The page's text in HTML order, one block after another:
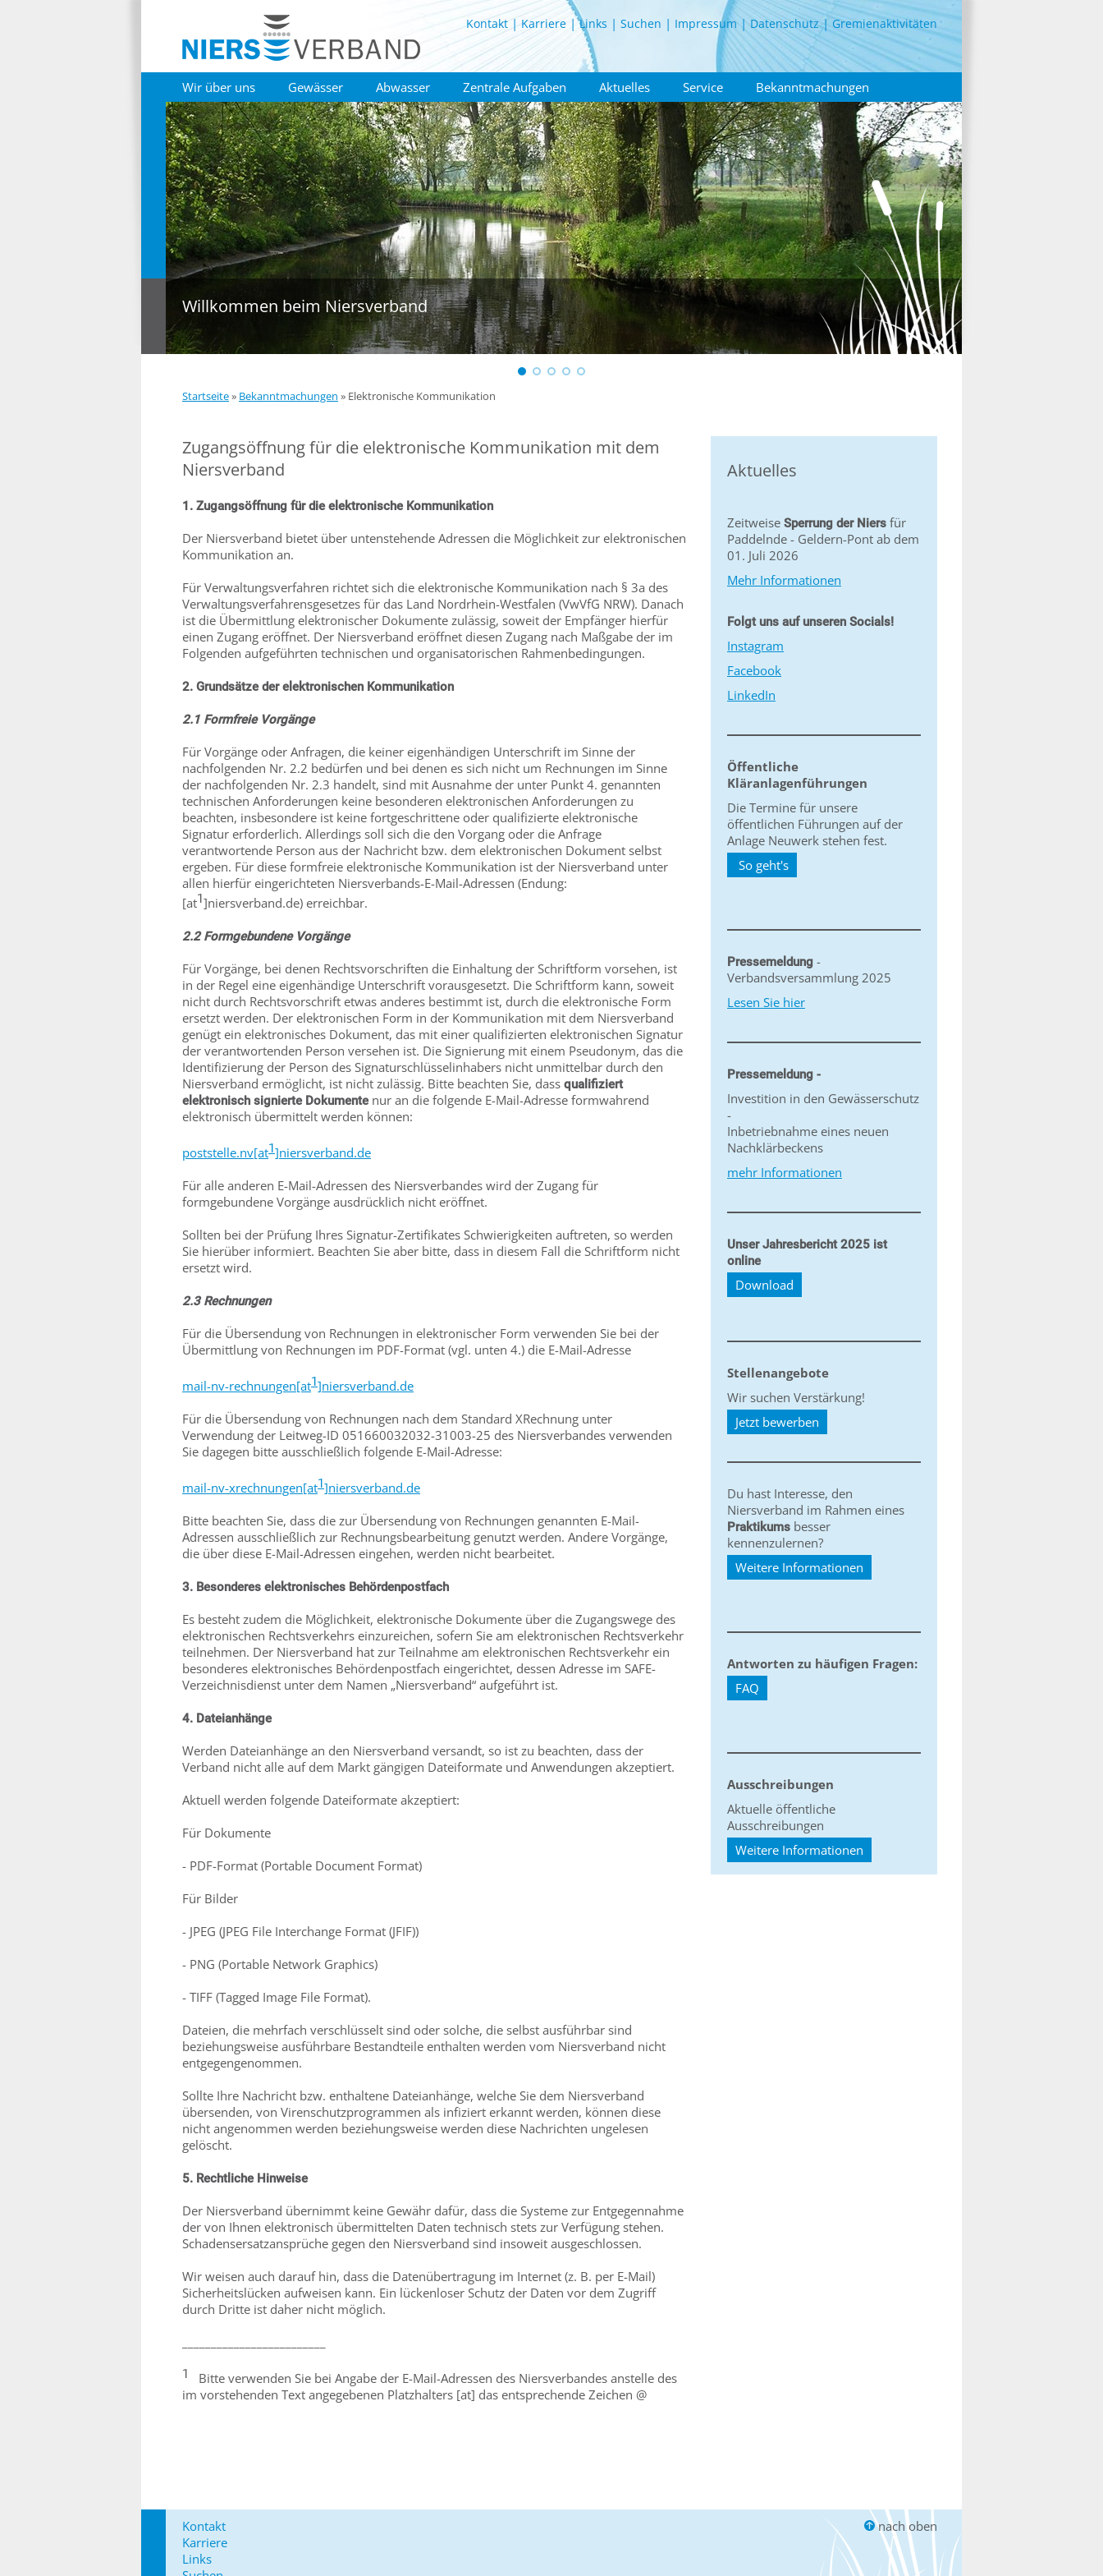
Kontakt Karriere Links Suchen Impressum Datenschutz Gremienaktivitäten
Wir über uns Gewässer Abwasser Zentrale Aufgaben Aktuelles Service Bekanntmachungen
Willkommen beim Niersverband
Startseite» Bekanntmachungen » Elektronische Kommunikation
Zugangsöffnung für die elektronische Kommunikation mit dem
Niersverband
1. Zugangsöffnung für die elektronische Kommunikation
Der Niersverband bietet über untenstehende Adressen die Möglichkeit zur elektronischen
Kommunikation an.
Für Verwaltungsverfahren richtet sich die elektronische Kommunikation nach § 3a des
Verwaltungsverfahrensgesetzes für das Land Nordrhein-Westfalen (VwVfG NRW). Danach
ist die Übermittlung elektronischer Dokumente zulässig, soweit der Empfänger hierfür
einen Zugang eröffnet. Der Niersverband eröffnet diesen Zugang nach Maßgabe der im
Folgenden aufgeführten technischen und organisatorischen Rahmenbedingungen.
2. Grundsätze der elektronischen Kommunikation
2.1 Formfreie Vorgänge
Für Vorgänge oder Anfragen, die keiner eigenhändigen Unterschrift im Sinne der
nachfolgenden Nr. 2.2 bedürfen und bei denen es sich nicht um Rechnungen im Sinne
der nachfolgenden Nr. 2.3 handelt, sind mit Ausnahme der unter Punkt 4. genannten
technischen Anforderungen keine besonderen elektronischen Anforderungen zu
beachten, insbesondere ist keine fortgeschrittene oder qualifizierte elektronische
Signatur erforderlich. Allerdings soll sich die den Vorgang oder die Anfrage
verantwortende Person aus der Nachricht bzw. dem elektronischen Dokument selbst
ergeben. Für diese formfreie elektronische Kommunikation ist der Niersverband unter
allen hierfür eingerichteten Niersverbands-E-Mail-Adressen (Endung:
[at1]niersverband.de) erreichbar.
2.2 Formgebundene Vorgänge
Für Vorgänge, bei denen Rechtsvorschriften die Einhaltung der Schriftform vorsehen, ist
in der Regel eine eigenhändige Unterschrift vorausgesetzt. Die Schriftform kann, soweit
nicht durch Rechtsvorschrift etwas anderes bestimmt ist, durch die elektronische Form
ersetzt werden. Der elektronischen Form in der Kommunikation mit dem Niersverband
genügt ein elektronisches Dokument, das mit einer qualifizierten elektronischen Signatur
der verantwortenden Person versehen ist. Die Signierung mit einem Pseudonym, das die
Identifizierung der Person des Signaturschlüsselinhabers nicht unmittelbar durch den
Niersverband ermöglicht, ist nicht zulässig. Bitte beachten Sie, dass qualifiziert
elektronisch signierte Dokumentenur an die folgende E-Mail-Adresse formwahrend
elektronisch übermittelt werden können:
poststelle.nv[at1]niersverband.de
Für alle anderen E-Mail-Adressen des Niersverbandes wird der Zugang für
formgebundene Vorgänge ausdrücklich nicht eröffnet.
Sollten bei der Prüfung Ihres Signatur-Zertifikates Schwierigkeiten auftreten, so werden
Sie hierüber informiert. Beachten Sie aber bitte, dass in diesem Fall die Schriftform nicht
ersetzt wird.
2.3 Rechnungen
Für die Übersendung von Rechnungen in elektronischer Form verwenden Sie bei der
Übermittlung von Rechnungen im PDF-Format (vgl. unten 4.) die E-Mail-Adresse
mail-nv-rechnungen[at1]niersverband.de
Für die Übersendung von Rechnungen nach dem Standard XRechnung unter
Verwendung der Leitweg-ID 051660032032-31003-25 des Niersverbandes verwenden
Sie dagegen bitte ausschließlich folgende E-Mail-Adresse:
mail-nv-xrechnungen[at1]niersverband.de
Bitte beachten Sie, dass die zur Übersendung von Rechnungen genannten E-Mail-
Adressen ausschließlich zur Rechnungsbearbeitung genutzt werden. Andere Vorgänge,
die über diese E-Mail-Adressen eingehen, werden nicht bearbeitet.
3. Besonderes elektronisches Behördenpostfach
Es besteht zudem die Möglichkeit, elektronische Dokumente über die Zugangswege des
elektronischen Rechtsverkehrs einzureichen, sofern Sie am elektronischen Rechtsverkehr
teilnehmen. Der Niersverband hat zur Teilnahme am elektronischen Rechtsverkehr ein
besonderes elektronisches Behördenpostfach eingerichtet, dessen Adresse im SAFE-
Verzeichnisdienst unter dem Namen „Niersverband“ aufgeführt ist.
4. Dateianhänge
Werden Dateianhänge an den Niersverband versandt, so ist zu beachten, dass der
Verband nicht alle auf dem Markt gängigen Dateiformate und Anwendungen akzeptiert.
Aktuell werden folgende Dateiformate akzeptiert:
Für Dokumente
- PDF-Format (Portable Document Format)
Für Bilder
- JPEG (JPEG File Interchange Format (JFIF))
- PNG (Portable Network Graphics)
- TIFF (Tagged Image File Format).
Dateien, die mehrfach verschlüsselt sind oder solche, die selbst ausführbar sind
beziehungsweise ausführbare Bestandteile enthalten werden vom Niersverband nicht
entgegengenommen.
Sollte Ihre Nachricht bzw. enthaltene Dateianhänge, welche Sie dem Niersverband
übersenden, von Virenschutzprogrammen als infiziert erkannt werden, können diese
nicht angenommen werden beziehungsweise werden diese Nachrichten ungelesen
gelöscht.
5. Rechtliche Hinweise
Der Niersverband übernimmt keine Gewähr dafür, dass die Systeme zur Entgegennahme
der von Ihnen elektronisch übermittelten Daten technisch stets zur Verfügung stehen.
Schadensersatzansprüche gegen den Niersverband sind insoweit ausgeschlossen.
Wir weisen auch darauf hin, dass die Datenübertragung im Internet (z. B. per E-Mail)
Sicherheitslücken aufweisen kann. Ein lückenloser Schutz der Daten vor dem Zugriff
durch Dritte ist daher nicht möglich.
1
Bitte verwenden Sie bei Angabe der E-Mail-Adressen des Niersverbandes anstelle des
im vorstehenden Text angegebenen Platzhalters [at] das entsprechende Zeichen @
Aktuelles
Zeitweise Sperrung der Niers für
Paddelnde - Geldern-Pont ab dem
01. Juli 2026
Mehr Informationen
Folgt uns auf unseren Socials!
Instagram
Facebook
LinkedIn
Öffentliche
Kläranlagenführungen
Die Termine für unsere
öffentlichen Führungen auf der
Anlage Neuwerk stehen fest.
So geht's
Pressemeldung -
Verbandsversammlung 2025
Lesen Sie hier
Pressemeldung -
Investition in den Gewässerschutz
-
Inbetriebnahme eines neuen
Nachklärbeckens
mehr Informationen
Unser Jahresbericht 2025 ist
online
Download
Stellenangebote
Wir suchen Verstärkung!
Jetzt bewerben
Du hast Interesse, den
Niersverband im Rahmen eines
Praktikums besser
kennenzulernen?
Weitere Informationen
Antworten zu häufigen Fragen:
FAQ
Ausschreibungen
Aktuelle öffentliche
Ausschreibungen
Weitere Informationen
Kontakt
Karriere
Links
nach oben